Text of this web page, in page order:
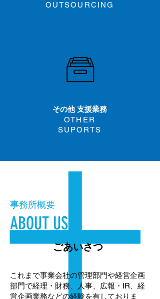
OUTSOURCING
その他 支援業務
OTHER
SUPORTS
事務所概要
ABOUT US
ごあいさつ
これまで事業会社の管理部門や経営企画
部門で経理・財務、人事、広報・IR、経
営企画業務などの経験を有しておりま